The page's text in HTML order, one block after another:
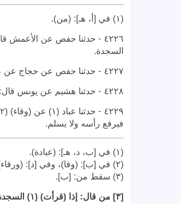
(١) في [أ، هـ]: (من) .
٤٢٢٦ - حدثنا حفص عن الأعمش
السجدة.
٤٢٢٧ - حدثنا حفص عن حجاج عن
٤٢٢٨ - حدثنا هشيم عن يونس قال:
٤٢٢٩ -
فيرفع رأسه ولا يسلم.
(١) في [ب، د، هـ]: (عبادة) .
(٢) في [ب]: (وفا)، وفي [د]: (ورقاء)
(٣) سقط من: [ب] .
[٣] من قال: إذا (قرأت) (١) السجدة فكبر واسجد